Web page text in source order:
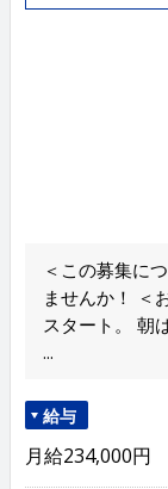
＜この募集に
ませんか！ ＜
スタート。 朝
...
給与
月給234,000円